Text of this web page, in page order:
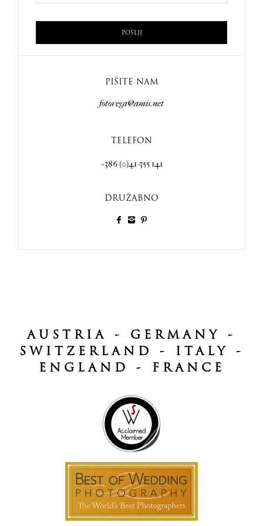
PIŠITE NAM
fotorega@amis.net
TELEFON
+386 (0)41-355 141
DRUŽABNO
AUSTRIA - GERMANY -
SWITZERLAND - ITALY -
ENGLAND - FRANCE